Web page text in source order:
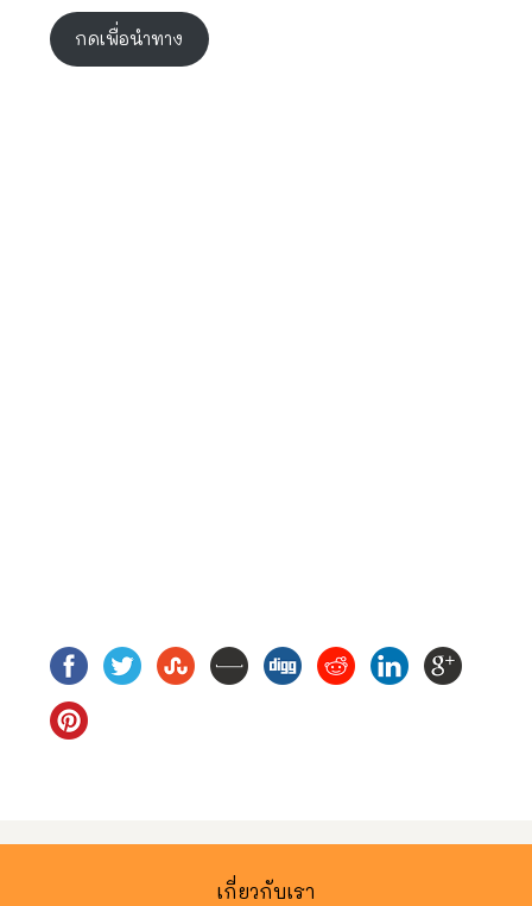
กดเพื่อนำทาง
เกี่ยวกับเรา